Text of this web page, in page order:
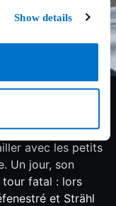
Show details
lui-même
coup de filet
avec les petits
Un jour, son
tour fatal : lors
et Strähl